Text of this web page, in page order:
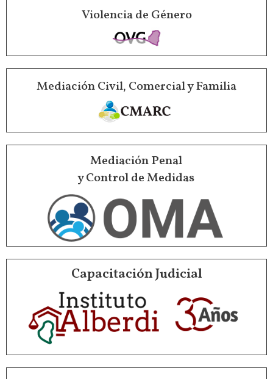
Violencia de Género
Mediación Civil, Comercial y Familia
Mediación Penal
y Control de Medidas
Capacitación Judicial